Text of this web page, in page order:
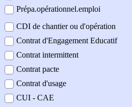
Prépa.opérationnel.emploi
CDI de chantier ou d'opération
Contrat d'Engagement Educatif
Contrat intermittent
Contrat pacte
Contrat d'usage
CUI - CAE